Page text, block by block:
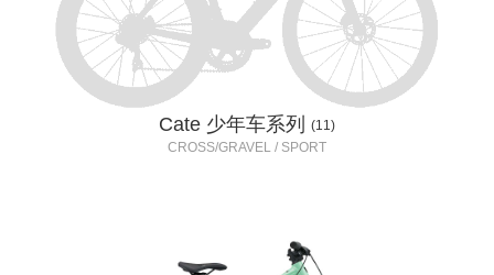
Cate 少年车系列
(11)
CROSS/GRAVEL / SPORT